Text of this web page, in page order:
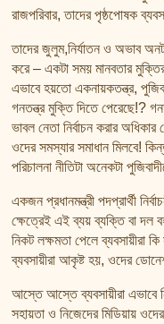
শায়খ আহমদ মুসা জিবরীলের
রাজপরিবার, তাদের পৃষ্ঠপোষক
তাদের জুলুম,নির্যাতন ও অভাব
করে – একটা সময় মানবতার
এভাবে হয়তো একনায়কতন্ত্র,
গনতন্ত্র মুক্তি দিতে পেরেছে!?
ভাবল নেতা নির্বাচন করার
ওদের সমস্যার সমাধান মিলবে! কিন্তু
পরিচালনা নীতিটা অনেকটা
একজন প্রধানমন্ত্রী পদপ্রার্থী
ক্ষেত্রেই এই ব্যয় ব্যক্তি বা দল
নিকট লক্ষমতা পেলে ব্যবসায়ীরা
ব্যবসায়ীরা আকৃষ্ট হয়, ওদের
আস্তে আস্তে ব্যবসায়ীরা এভাবে
সহায়তা ও নিজেদের মিডিয়ায়